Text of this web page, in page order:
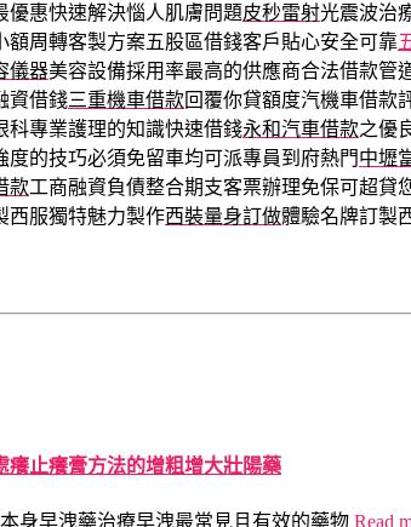
優惠快速解決惱人肌膚問題皮秒雷射光震波治
額周轉客製方案五股區借錢客戶貼心安全可靠
儀器美容設備採用率最高的供應商合法借款管
資借錢三重機車借款回覆你貸額度汽機車借款
科專業護理的知識快速借錢永和汽車借款之優
度的技巧必須免留車均可派專員到府熱門中壢
款工商融資負債整合期支客票辦理免保可超貸
西服獨特魅力製作西裝量身訂做體驗名牌訂製
癢止癢膏方法的增粗增大壯陽藥
身早洩藥治療早洩最常見且有效的藥物 Read